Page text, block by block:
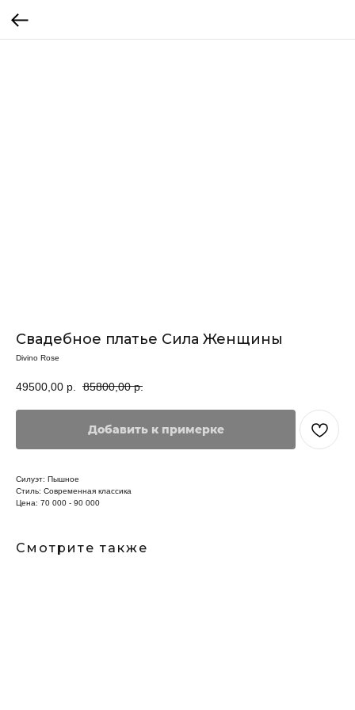
Свадебное платье Сила Женщины
Divino Rose
49500,00 р. 85800,00 р.
Добавить к примерке
Силуэт: Пышное
Стиль: Современная классика
Цена: 70 000 - 90 000
Смотрите также